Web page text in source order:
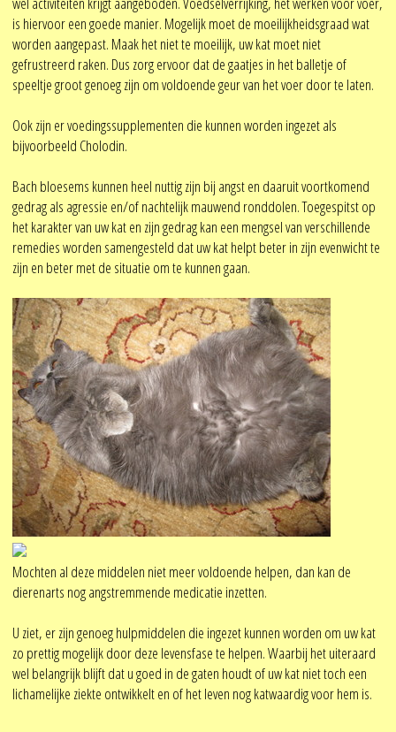
is hiervoor een goede manier. Mogelijk moet de moeilijkheidsgraad wat
worden aangepast. Maak het niet te moeilijk, uw kat moet niet
gefrustreerd raken. Dus zorg ervoor dat de gaatjes in het balletje of
speeltje groot genoeg zijn om voldoende geur van het voer door te laten.
Ook zijn er voedingssupplementen die kunnen worden ingezet als
bijvoorbeeld Cholodin.
Bach bloesems kunnen heel nuttig zijn bij angst en daaruit voortkomend
gedrag als agressie en/of nachtelijk mauwend ronddolen. Toegespitst op
het karakter van uw kat en zijn gedrag kan een mengsel van verschillende
remedies worden samengesteld dat uw kat helpt beter in zijn evenwicht te
zijn en beter met de situatie om te kunnen gaan.
Mochten al deze middelen niet meer voldoende helpen, dan kan de
dierenarts nog angstremmende medicatie inzetten.
U ziet, er zijn genoeg hulpmiddelen die ingezet kunnen worden om uw kat
zo prettig mogelijk door deze levensfase te helpen. Waarbij het uiteraard
wel belangrijk blijft dat u goed in de gaten houdt of uw kat niet toch een
lichamelijke ziekte ontwikkelt en of het leven nog katwaardig voor hem is.